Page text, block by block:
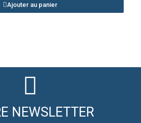
Ajouter au panier
NEWSLETTER